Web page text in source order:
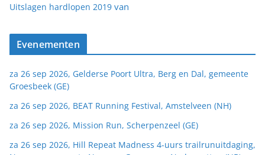
Uitslagen hardlopen 2019 van
Evenementen
za 26 sep 2026, Gelderse Poort Ultra, Berg en Dal, gemeente
Groesbeek (GE)
za 26 sep 2026, BEAT Running Festival, Amstelveen (NH)
za 26 sep 2026, Mission Run, Scherpenzeel (GE)
za 26 sep 2026, Hill Repeat Madness 4-uurs trailrunuitdaging,